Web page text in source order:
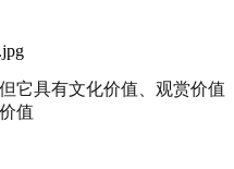
它具有文化价值、观赏价值
值